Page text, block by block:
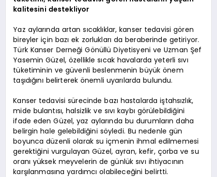
kalitesini destekliyor
Yaz aylarında artan sıcaklıklar, kanser tedavisi gören
bireyler için bazı ek zorlukları da beraberinde getiriyor.
Türk Kanser Derneği Gönüllü Diyetisyeni ve Uzman Şef
Yasemin Güzel, özellikle sıcak havalarda yeterli sıvı
tüketiminin ve güvenli beslenmenin büyük önem
taşıdığını belirterek önemli uyarılarda bulundu.
Kanser tedavisi sürecinde bazı hastalarda iştahsızlık,
mide bulantısı, halsizlik ve sıvı kaybı görülebildiğini
ifade eden Güzel, yaz aylarında bu durumların daha
belirgin hale gelebildiğini söyledi. Bu nedenle gün
boyunca düzenli olarak su içmenin ihmal edilmemesi
gerektiğini vurgulayan Güzel, ayran, kefir, çorba ve su
oranı yüksek meyvelerin de günlük sıvı ihtiyacının
karşılanmasına yardımcı olabileceğini belirtti.